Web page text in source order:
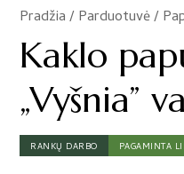
Pradžia/Parduotuvė//
Kaklo
„Vyšnia”
RANKŲ DARBO PAGAMINTA